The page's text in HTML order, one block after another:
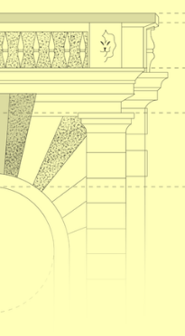
– ein Blick auf
Standards für
der Europäischen
vereinfachte europäische
(ESRS) als technische
dass die Kommission
in der ersten Hälfte
delegierten Rechtsakt
sollen die Berichtslast
indem sie mehr Flexibilität
einführen und
EU-Green Deal
ESRS wurde
und Beratungen mit
darunter Ersteller,